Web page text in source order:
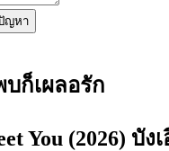
ญหา
บก็เผลอรัก
You (2026) บั